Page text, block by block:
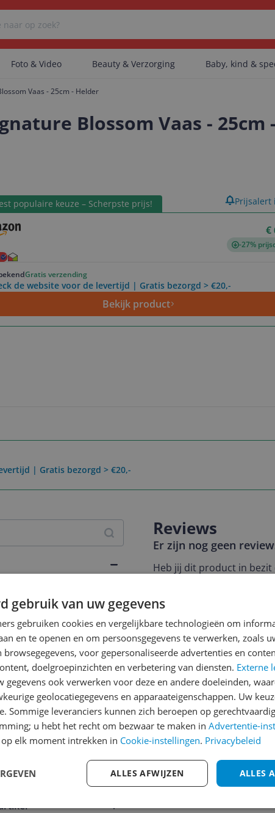
Er zijn geen categorieën gevonden.
Er zijn geen artikelen gevonden.
Foto & Video Beauty & Verzorging Baby, kind &
Vaas - 25cm - Helder
Blossom Vaas - 25cm
populaire keuze – Scherpste prijs!
€
-27%
Gratis verzending
de website voor de levertijd | Gratis bezorgd > €20,-
Bekijk product
Prijsalert
| Gratis bezorgd > €20,-
Reviews
Er zijn nog geen
Heb jij dit product in bezit
met het schrijven van je
een review gemiddeld
andere bezoekers een
€250,-! Klik hier voor de
Cijfer
Welk cijfer geef jij dit
3
2
1
gebruik van uw gegevens
gebruiken cookies en vergelijkbare technologieën om
en te openen en om persoonsgegevens te verwerken, zoals
voor gepersonaliseerde advertenties en
doelgroepinzichten en verbetering van diensten. Externe
gegevens ook verwerken voor deze en andere doeleinden,
geolocatiegegevens en apparaateigenschappen. Uw
Sommige leveranciers kunnen zich beroepen op
u hebt het recht om bezwaar te maken in Advertentie-
elk moment intrekken in Cookie-instellingen. Privacybeleid
ALLES
ALLES AFWIJZEN